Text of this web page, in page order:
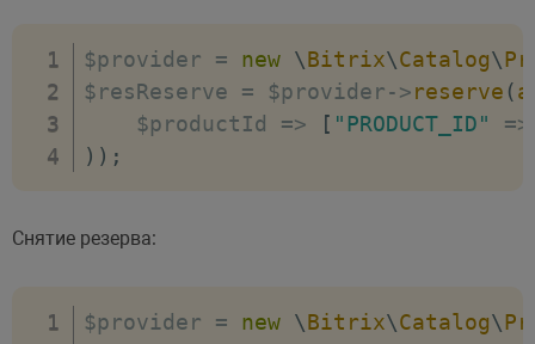
$provider = new \Bitrix\Catalog\
$resReserve = $provider->reserve (
$productId
=> [ "PRODUCT_ID" =>
) ) ;
Снятие резерва:
$provider = new \Bitrix\Catalog\